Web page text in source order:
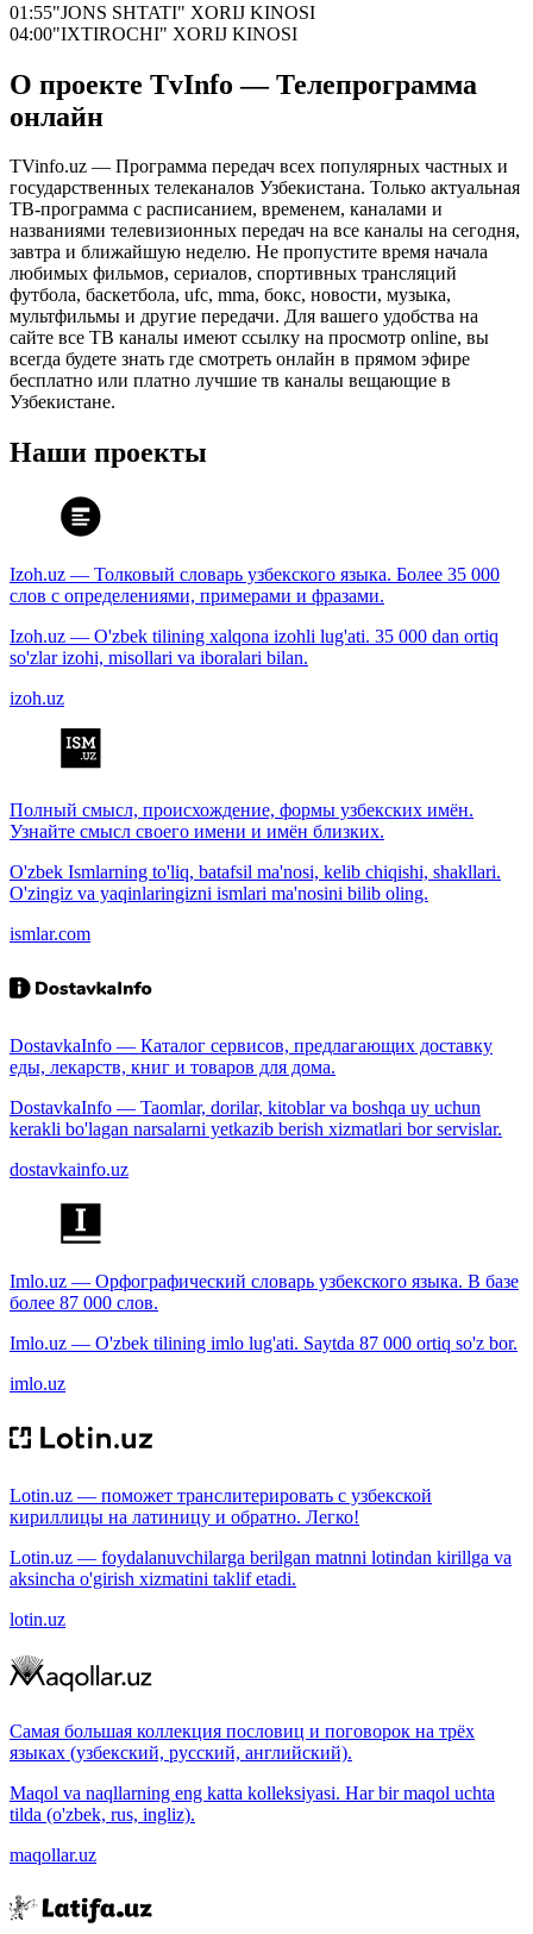
01:55"JONS SHTATI" XORIJ KINOSI
04:00"IXTIROCHI" XORIJ KINOSI
О проекте TvInfo — Телепрограмма
онлайн
TVinfo.uz — Программа передач всех популярных частных и
государственных телеканалов Узбекистана. Только актуальная
ТВ-программа с расписанием, временем, каналами и
названиями телевизионных передач на все каналы на сегодня,
завтра и ближайшую неделю. Не пропустите время начала
любимых фильмов, сериалов, спортивных трансляций
футбола, баскетбола, ufc, mma, бокс, новости, музыка,
мультфильмы и другие передачи. Для вашего удобства на
сайте все ТВ каналы имеют ссылку на просмотр online, вы
всегда будете знать где смотреть онлайн в прямом эфире
бесплатно или платно лучшие тв каналы вещающие в
Узбекистане.
Наши проекты
Izoh.uz — Толковый словарь узбекского языка. Более 35 000
слов с определениями, примерами и фразами.
Izoh.uz — O'zbek tilining xalqona izohli lug'ati. 35 000 dan ortiq
so'zlar izohi, misollari va iboralari bilan.
izoh.uz
Полный смысл, происхождение, формы узбекских имён.
Узнайте смысл своего имени и имён близких.
O'zbek Ismlarning to'liq, batafsil ma'nosi, kelib chiqishi, shakllari.
O'zingiz va yaqinlaringizni ismlari ma'nosini bilib oling.
ismlar.com
DostavkaInfo — Каталог сервисов, предлагающих доставку
еды, лекарств, книг и товаров для дома.
DostavkaInfo — Taomlar, dorilar, kitoblar va boshqa uy uchun
kerakli bo'lagan narsalarni yetkazib berish xizmatlari bor servislar.
dostavkainfo.uz
Imlo.uz — Орфографический словарь узбекского языка. В базе
более 87 000 слов.
Imlo.uz — O'zbek tilining imlo lug'ati. Saytda 87 000 ortiq so'z bor.
imlo.uz
Lotin.uz — поможет транслитерировать с узбекской
кириллицы на латиницу и обратно. Легко!
Lotin.uz — foydalanuvchilarga berilgan matnni lotindan kirillga va
aksincha o'girish xizmatini taklif etadi.
lotin.uz
Самая большая коллекция пословиц и поговорок на трёх
языках (узбекский, русский, английский).
Maqol va naqllarning eng katta kolleksiyasi. Har bir maqol uchta
tilda (o'zbek, rus, ingliz).
maqollar.uz